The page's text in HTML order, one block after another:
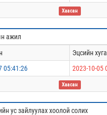
Хаасан
ажил
Эцсийн
05:41:26
2023-10-05
Хаасан
ус зайлуулах хоолой солих